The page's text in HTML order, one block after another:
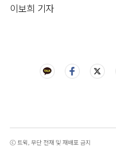
이보희 기자
ⓒ 트윅, 무단 전재 및 재배포 금지